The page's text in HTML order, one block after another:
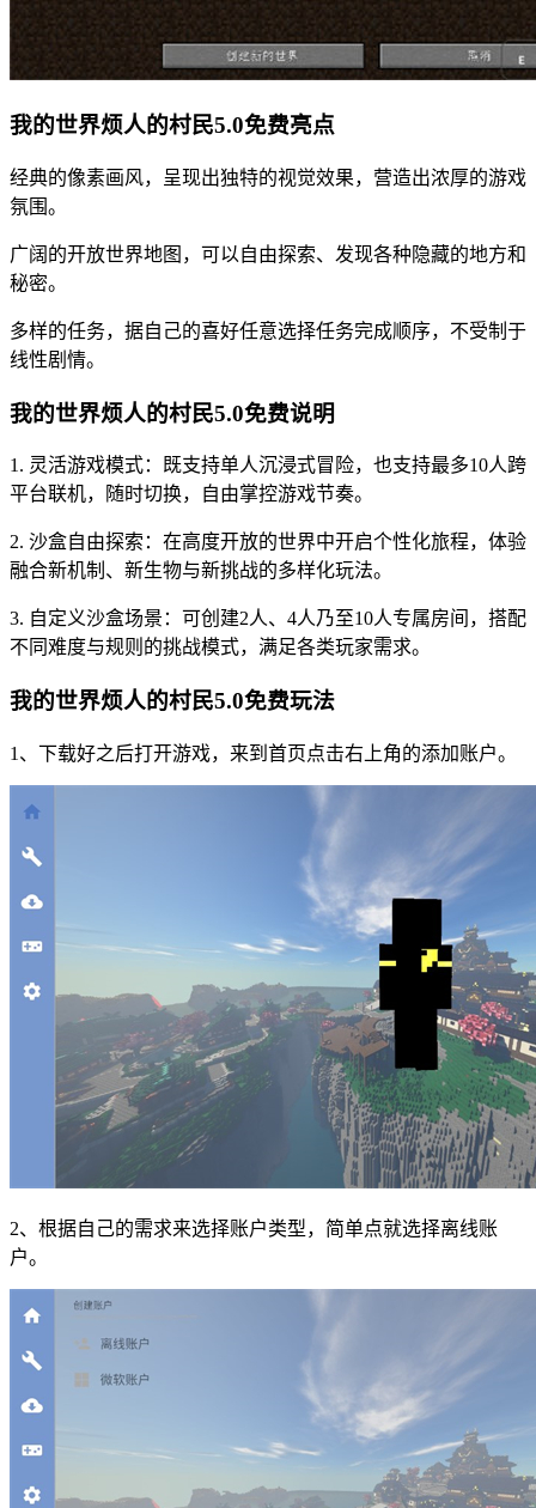
我的世界烦人的村民5.0免费亮点
经典的像素画风，呈现出独特的视觉效果，营造出浓厚的游戏
氛围。
广阔的开放世界地图，可以自由探索、发现各种隐藏的地方和
秘密。
多样的任务，据自己的喜好任意选择任务完成顺序，不受制于
线性剧情。
我的世界烦人的村民5.0免费说明
1. 灵活游戏模式：既支持单人沉浸式冒险，也支持最多10人跨
平台联机，随时切换，自由掌控游戏节奏。
2. 沙盒自由探索：在高度开放的世界中开启个性化旅程，体验
融合新机制、新生物与新挑战的多样化玩法。
3. 自定义沙盒场景：可创建2人、4人乃至10人专属房间，搭配
不同难度与规则的挑战模式，满足各类玩家需求。
我的世界烦人的村民5.0免费玩法
1、下载好之后打开游戏，来到首页点击右上角的添加账户。
2、根据自己的需求来选择账户类型，简单点就选择离线账
户。